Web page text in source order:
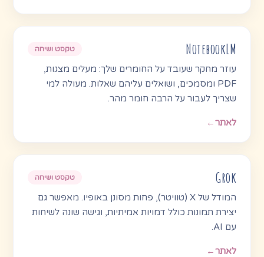
NotebookLM טקסט ושיחה
עוזר מחקר שעובד על החומרים שלך: מעלים מצגות,
PDF ומסמכים, ושואלים עליהם שאלות. מעולה למי
שצריך לעבור על הרבה חומר מהר.
לאתר←
Grok טקסט ושיחה
המודל של X (טוויטר), פחות מסונן באופיו. מאפשר גם
יצירת תמונות כולל דמויות אמיתיות, וגישה שונה לשיחות
עם AI.
לאתר←